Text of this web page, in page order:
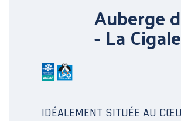
Auberge
- La Cigale
IDÉALEMENT SITUÉE AU